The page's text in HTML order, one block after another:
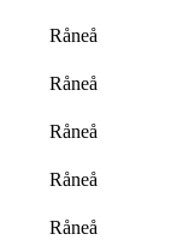
Råneå
Råneå
Råneå
Råneå
Råneå